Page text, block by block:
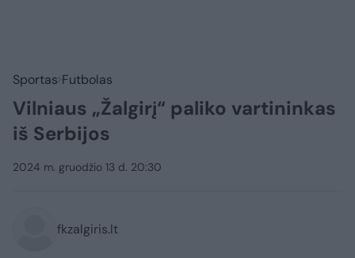
Sportas Futbolas
Vilniaus „Žalgirį“ paliko vartininkas
iš Serbijos
2024 m. gruodžio 13 d. 20:30
fkzalgiris.lt